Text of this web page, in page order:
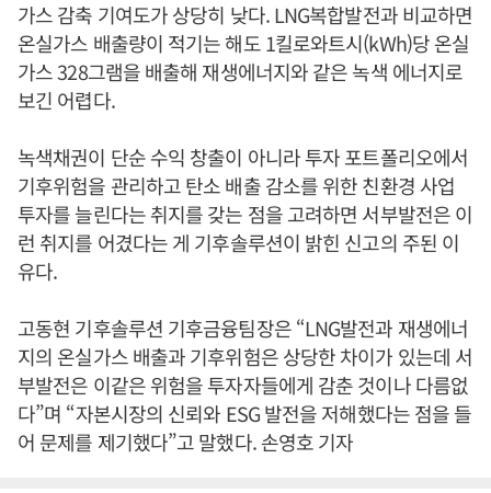
가스 감축 기여도가 상당히 낮다. LNG복합발전과 비교하면
온실가스 배출량이 적기는 해도 1킬로와트시(kWh)당 온실
가스 328그램을 배출해 재생에너지와 같은 녹색 에너지로
보긴 어렵다.
녹색채권이 단순 수익 창출이 아니라 투자 포트폴리오에서
기후위험을 관리하고 탄소 배출 감소를 위한 친환경 사업
투자를 늘린다는 취지를 갖는 점을 고려하면 서부발전은 이
런 취지를 어겼다는 게 기후솔루션이 밝힌 신고의 주된 이
유다.
고동현 기후솔루션 기후금융팀장은 “LNG발전과 재생에너
지의 온실가스 배출과 기후위험은 상당한 차이가 있는데 서
부발전은 이같은 위험을 투자자들에게 감춘 것이나 다름없
다”며 “자본시장의 신뢰와 ESG 발전을 저해했다는 점을 들
어 문제를 제기했다”고 말했다. 손영호 기자